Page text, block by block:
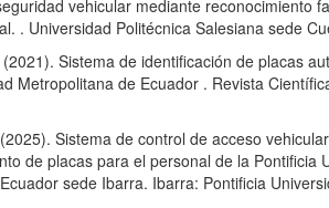
vehicular mediante reconocimiento
. Universidad Politécnica Salesiana sede
Sistema de identificación de placas
Metropolitana de Ecuador . Revista
Sistema de control de acceso
de placas para el personal de la Pontificia
sede Ibarra. Ibarra: Pontificia